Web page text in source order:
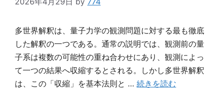
多世界解釈は、量子力学の観測問題に対する最も徹底
した解釈の一つである。通常の説明では、観測前の量
子系は複数の可能性の重ね合わせにあり、観測によっ
て一つの結果へ収縮するとされる。しかし多世界解釈
は、この「収縮」を基本法則と … 続きを読む